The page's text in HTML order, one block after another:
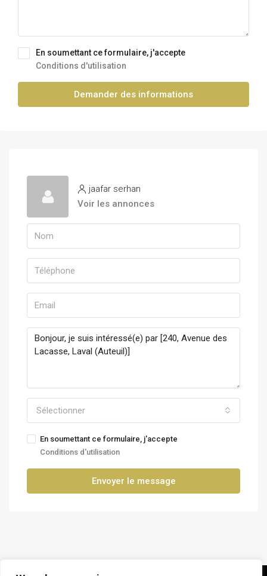
En soumettant ce formulaire, j'accepte
Conditions d'utilisation
Demander des informations
jaafar serhan
Voir les annonces
Sélectionner
En soumettant ce formulaire, j'accepte
Conditions d'utilisation
Envoyer le message